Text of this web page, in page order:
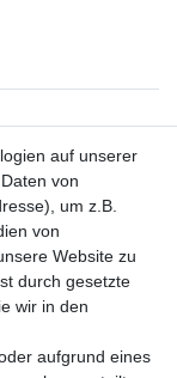
auf unserer
von
um z.B.
von
Website zu
durch gesetzte
wir in den
aufgrund eines